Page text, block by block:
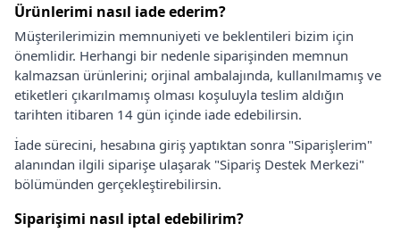
Ürünlerimi nasıl iade ederim?
Müşterilerimizin memnuniyeti ve beklentileri bizim için
önemlidir. Herhangi bir nedenle siparişinden memnun
kalmazsan ürünlerini; orjinal ambalajında, kullanılmamış ve
etiketleri çıkarılmamış olması koşuluyla teslim aldığın
tarihten itibaren 14 gün içinde iade edebilirsin.
İade sürecini, hesabına giriş yaptıktan sonra "Siparişlerim"
alanından ilgili siparişe ulaşarak "Sipariş Destek Merkezi"
bölümünden gerçekleştirebilirsin.
Siparişimi nasıl iptal edebilirim?